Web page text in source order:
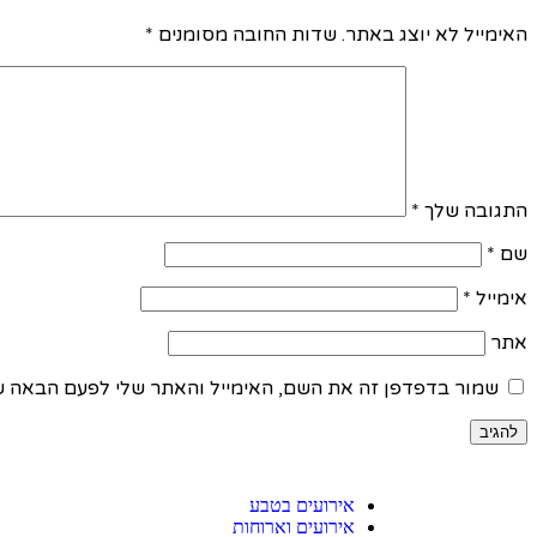
האימייל לא יוצג באתר. שדות החובה מסומנים *
התגובה שלך *
שם *
אימייל *
אתר
שמור בדפדפן זה את השם, האימייל והאתר שלי לפעם הבאה
אירועים בטבע
אירועים וארוחות